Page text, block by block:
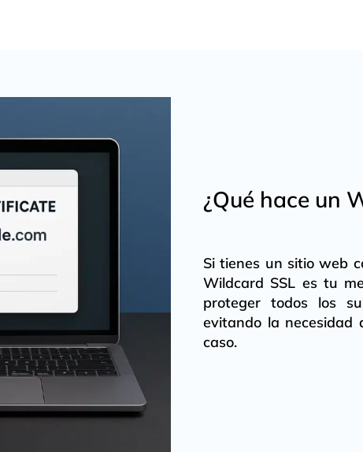
¿Qué hace un
Si tienes un sitio web
Wildcard SSL es tu
proteger todos los
evitando la necesidad
caso.